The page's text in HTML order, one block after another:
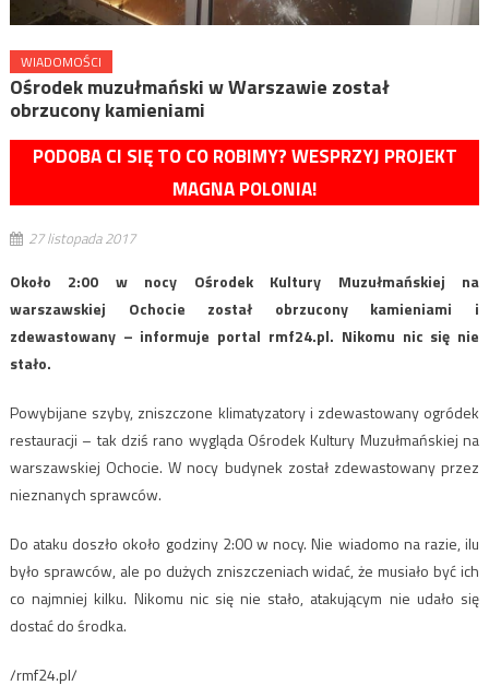
WIADOMOŚCI
Ośrodek muzułmański w Warszawie został
obrzucony kamieniami
PODOBA CI SIĘ TO CO ROBIMY? WESPRZYJ PROJEKT
MAGNA POLONIA!
27 listopada 2017
Około 2:00 w nocy Ośrodek Kultury Muzułmańskiej na
warszawskiej Ochocie został obrzucony kamieniami i
zdewastowany – informuje portal rmf24.pl. Nikomu nic się nie
stało.
Powybijane szyby, zniszczone klimatyzatory i zdewastowany ogródek
restauracji – tak dziś rano wygląda Ośrodek Kultury Muzułmańskiej na
warszawskiej Ochocie. W nocy budynek został zdewastowany przez
nieznanych sprawców.
Do ataku doszło około godziny 2:00 w nocy. Nie wiadomo na razie, ilu
było sprawców, ale po dużych zniszczeniach widać, że musiało być ich
co najmniej kilku. Nikomu nic się nie stało, atakującym nie udało się
dostać do środka.
/rmf24.pl/